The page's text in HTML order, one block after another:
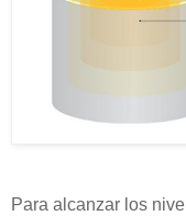
Para alcanzar los